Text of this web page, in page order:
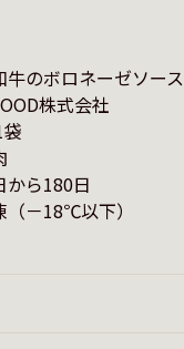
牛のボロネーゼソース
株式会社
から180日
（－18℃以下）